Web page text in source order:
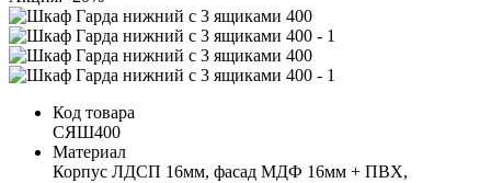
Код товара
СЯШ400
Материал
Корпус ЛДСП 16мм, фасад МДФ 16мм + ПВХ,